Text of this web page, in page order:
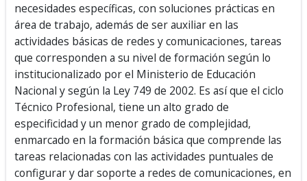
necesidades específicas, con soluciones prácticas en
área de trabajo, además de ser auxiliar en las
actividades básicas de redes y comunicaciones, tareas
que corresponden a su nivel de formación según lo
institucionalizado por el Ministerio de Educación
Nacional y según la Ley 749 de 2002. Es así que el ciclo
Técnico Profesional, tiene un alto grado de
especificidad y un menor grado de complejidad,
enmarcado en la formación básica que comprende las
tareas relacionadas con las actividades puntuales de
configurar y dar soporte a redes de comunicaciones, en